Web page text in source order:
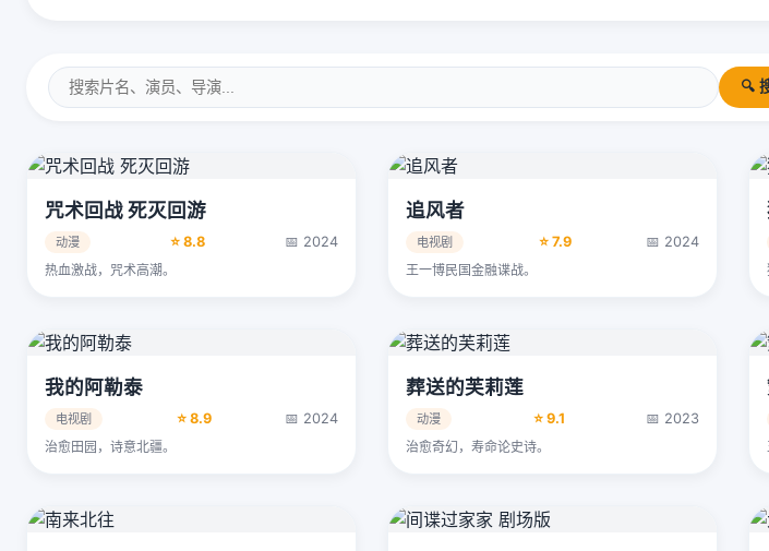
🔍
咒术回战 死灭回游
动漫 ⭐ 8.8
📅 2024
热血激战，咒术高潮。
追风者
电视剧 ⭐ 7.9
📅 2024
王一博民国金融谍战。
我的阿勒泰
电视剧 ⭐ 8.9
📅 2024
治愈田园，诗意北疆。
葬送的芙莉莲
动漫 ⭐ 9.1
📅 2023
治愈奇幻，寿命论史诗。